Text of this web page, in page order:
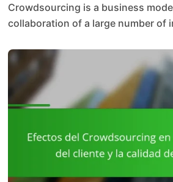
Crowdsourcing is a business model that leverages the
collaboration of a large number of